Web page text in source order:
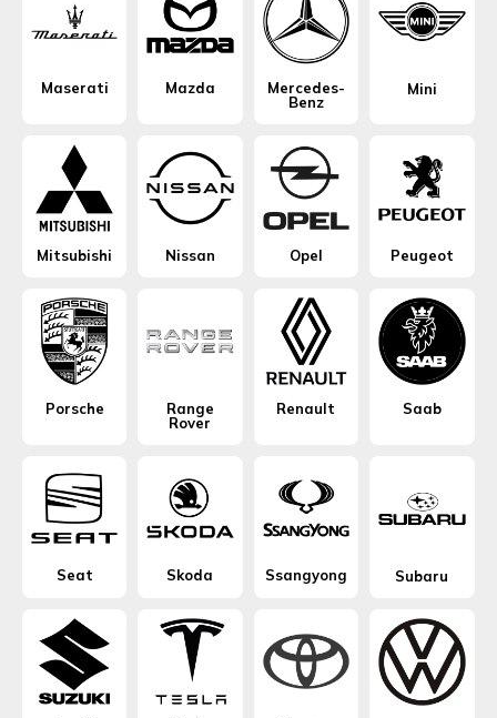
Maserati Mazda
Mercedes-
Benz
Mini
Mitsubishi Nissan Opel Peugeot
Porsche
Range
Rover
Renault Saab
Seat Skoda Ssangyong Subaru